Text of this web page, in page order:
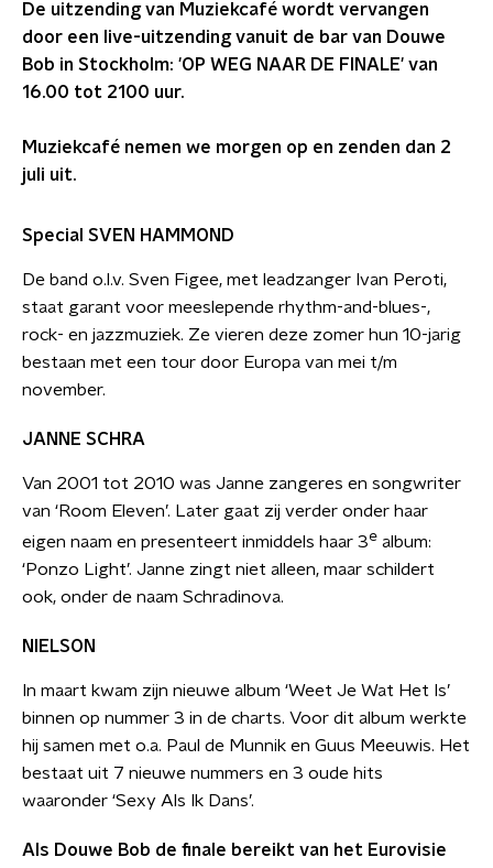
De uitzending van Muziekcafé wordt vervangen
door een live-uitzending vanuit de bar van Douwe
Bob in Stockholm: 'OP WEG NAAR DE FINALE' van
16.00 tot 2100 uur.
Muziekcafé nemen we morgen op en zenden dan 2
juli uit.
Special SVEN HAMMOND
De band o.l.v. Sven Figee, met leadzanger Ivan Peroti,
staat garant voor meeslepende rhythm-and-blues-,
rock- en jazzmuziek. Ze vieren deze zomer hun 10-jarig
bestaan met een tour door Europa van mei t/m
november.
JANNE SCHRA
Van 2001 tot 2010 was Janne zangeres en songwriter
van ‘Room Eleven’. Later gaat zij verder onder haar
eigen naam en presenteert inmiddels haar 3e album:
‘Ponzo Light’. Janne zingt niet alleen, maar schildert
ook, onder de naam Schradinova.
NIELSON
In maart kwam zijn nieuwe album ‘Weet Je Wat Het Is’
binnen op nummer 3 in de charts. Voor dit album werkte
hij samen met o.a. Paul de Munnik en Guus Meeuwis. Het
bestaat uit 7 nieuwe nummers en 3 oude hits
waaronder ‘Sexy Als Ik Dans’.
Als Douwe Bob de finale bereikt van het Eurovisie